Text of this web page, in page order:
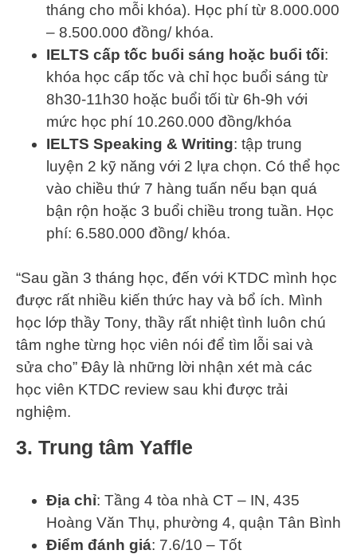
tháng cho mỗi khóa). Học phí từ 8.000.000
– 8.500.000 đồng/ khóa.
IELTS cấp tốc buổi sáng hoặc buổi tối:
khóa học cấp tốc và chỉ học buổi sáng từ
8h30-11h30 hoặc buổi tối từ 6h-9h với
mức học phí 10.260.000 đồng/khóa
IELTS Speaking & Writing: tập trung
luyện 2 kỹ năng với 2 lựa chọn. Có thể học
vào chiều thứ 7 hàng tuấn nếu bạn quá
bận rộn hoặc 3 buổi chiều trong tuần. Học
phí: 6.580.000 đồng/ khóa.
“Sau gần 3 tháng học, đến với KTDC mình học
được rất nhiều kiến thức hay và bổ ích. Mình
học lớp thầy Tony, thầy rất nhiệt tình luôn chú
tâm nghe từng học viên nói để tìm lỗi sai và
sửa cho” Đây là những lời nhận xét mà các
học viên KTDC review sau khi được trải
nghiệm.
3. Trung tâm Yaffle
Địa chỉ: Tầng 4 tòa nhà CT – IN, 435
Hoàng Văn Thụ, phường 4, quận Tân Bình
Điểm đánh giá: 7.6/10 – Tốt